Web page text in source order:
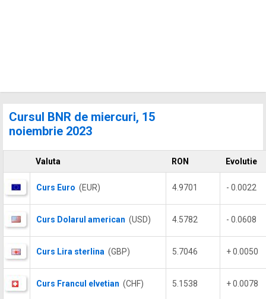
Cursul BNR de miercuri, 15
noiembrie 2023
Valuta RON Evolutie
Curs Euro (EUR) 4.9701 - 0.0022
Curs Dolarul american (USD) 4.5782 - 0.0608
Curs Lira sterlina (GBP) 5.7046 + 0.0050
Curs Francul elvetian (CHF) 5.1538 + 0.0078